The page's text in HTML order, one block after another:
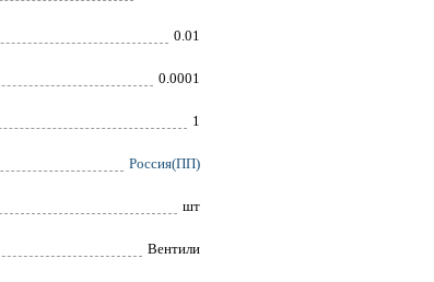
0.01
0.0001
1
Россия(ПП)
шт
Вентили